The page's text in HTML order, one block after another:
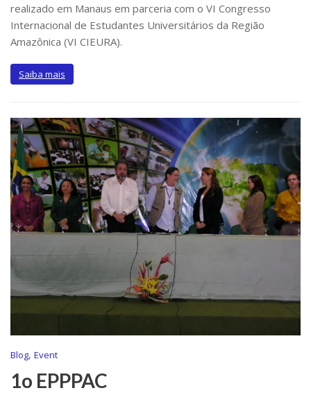
realizado em Manaus em parceria com o VI Congresso
Internacional de Estudantes Universitários da Região
Amazônica (VI CIEURA).
Saiba mais
Blog, Event
1o EPPPAC